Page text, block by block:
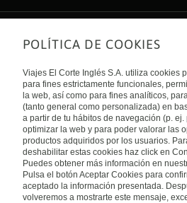
Sobre nosotros
Quiénes somos
Financiación
Sostenibilidad
Turismo accesible
Tarjeta El Corte Inglés
Trabaja con nosotros
El Corte Inglés
Canal Ético
Enlaces de interés
Guías de viaje
Catálogos
Auto check-in
Condiciones Generales
Política de privacidad
Política de cookies
Accesibilidad
Empresas/ Grupos
Internacional
España
Visita nuestro blog
POLÍTICA DE COOKIES
Viajes El Corte Inglés S.A. utiliza cookies
para fines estrictamente funcionales,
la web, así como para fines analíticos,
(tanto general como personalizada) en
a partir de tu hábitos de navegación (p.
optimizar la web y para poder valorar las
productos adquiridos por los usuarios.
deshabilitar estas cookies haz click en
Puedes obtener más información en
Pulsa el botón Aceptar Cookies para
aceptado la información presentada.
volveremos a mostrarte este mensaje,